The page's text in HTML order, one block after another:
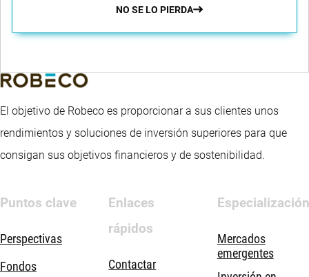
NO SE LO PIERDA
El objetivo de Robeco es proporcionar a sus clientes unos
rendimientos y soluciones de inversión superiores para que
consigan sus objetivos financieros y de sostenibilidad.
Puntos clave
Perspectivas
Fondos
Enlaces
rápidos
Contactar
Especialización
Mercados
emergentes